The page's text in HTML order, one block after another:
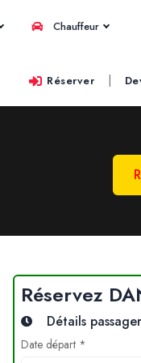
Chauffeur
Réserver |
Réservez
Détails passager
Date départ *